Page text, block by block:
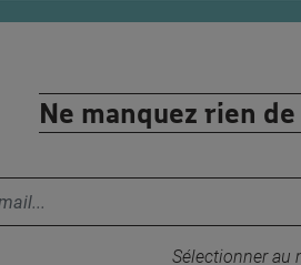
Ne manquez rien
Sélectionner au